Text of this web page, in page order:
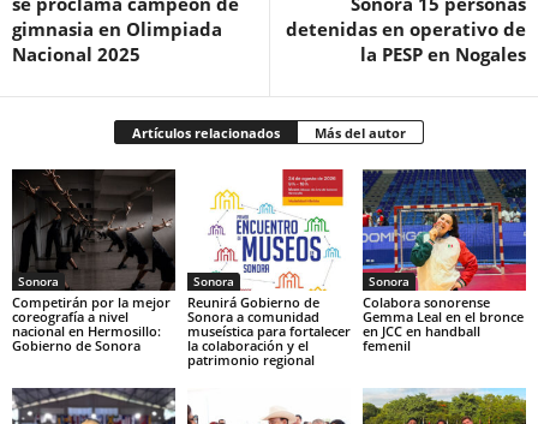
gimnasia en Olimpiada
Nacional 2025
detenidas en operativo de
la PESP en Nogales
Artículos relacionados Más del autor
Sonora
Competirán por la mejor
coreografía a nivel
nacional en Hermosillo:
Gobierno de Sonora
Sonora
Reunirá Gobierno de
Sonora a comunidad
museística para fortalecer
la colaboración y el
patrimonio regional
Sonora
Colabora sonorense
Gemma Leal en el bronce
en JCC en handball
femenil